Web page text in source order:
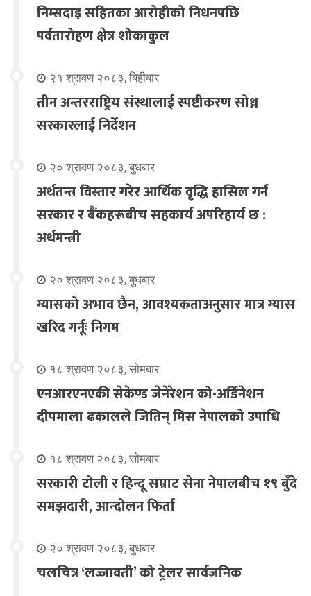
निम्सदाइ सहितका आरोहीको निधनपछि
पर्वतारोहण क्षेत्र शोकाकुल
२१ श्रावण २०८३, बिहीबार
तीन अन्तरराष्ट्रिय संस्थालाई स्पष्टीकरण सोध्न
सरकारलाई निर्देशन
२० श्रावण २०८३, बुधबार
अर्थतन्त्र विस्तार गरेर आर्थिक वृद्धि हासिल गर्न
सरकार र बैंकहरूबीच सहकार्य अपरिहार्य छ :
अर्थमन्त्री
२० श्रावण २०८३, बुधबार
ग्यासको अभाव छैन, आवश्यकताअनुसार मात्र ग्यास
खरिद गर्नूः निगम
१८ श्रावण २०८३, सोमबार
एनआरएनएकी सेकेण्ड जेनेरेशन को-अर्डिनेशन
दीपमाला ढकालले जितिन् मिस नेपालको उपाधि
१८ श्रावण २०८३, सोमबार
सरकारी टोली र हिन्दू सम्राट सेना नेपालबीच १९ बुँदे
समझदारी, आन्दोलन फिर्ता
२० श्रावण २०८३, बुधबार
चलचित्र ‘लज्जावती’ को ट्रेलर सार्वजनिक